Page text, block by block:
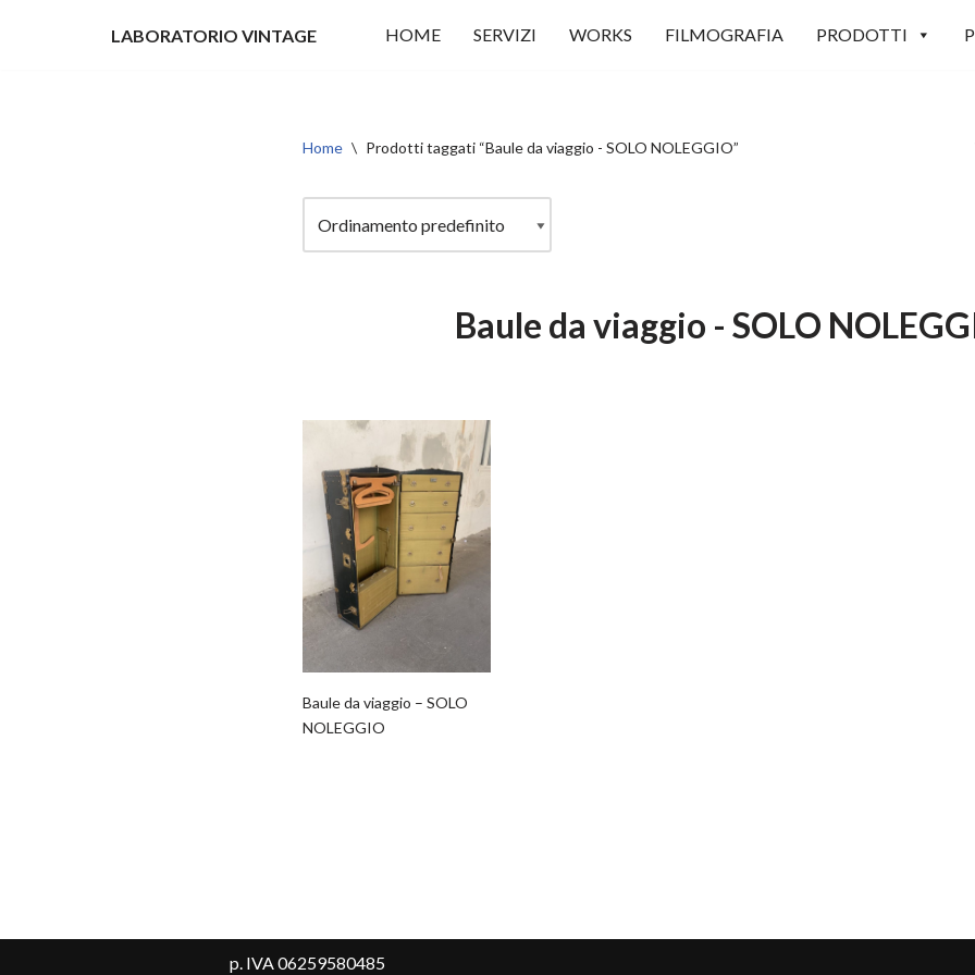
LABORATORIO VINTAGE HOME SERVIZI WORKS FILMOGRAFIA PRODOTTI
Home \ Prodotti taggati “Baule da viaggio - SOLO NOLEGGIO”
Baule da viaggio - SOLO
Baule da viaggio – SOLO
NOLEGGIO
p. IVA 06259580485